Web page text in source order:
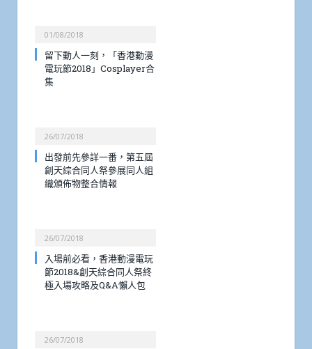
01/08/2018
留下動人一刻，「香港動漫
電玩節2018」Cosplayer合
集
26/07/2018
出發前先參詳一番，第五屆
創天綜合同人祭參展同人組
織頒佈物整合情報
26/07/2018
入場前必看，香港動漫電玩
節2018&創天綜合同人祭終
極入場攻略及Q&A懶人包
26/07/2018